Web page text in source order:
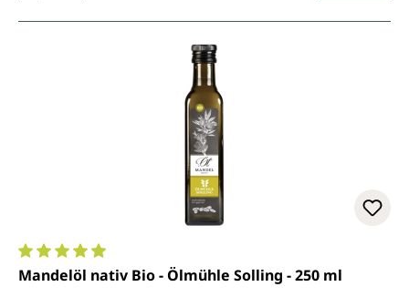
Durchschnittliche Bewertung von 4.9 von 5 Sternen
Mandelöl nativ Bio - Ölmühle Solling - 250 ml